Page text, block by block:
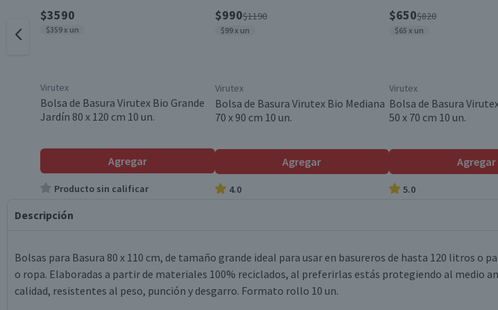
$3590
$359 x un
Virutex
Bolsa de Basura Virutex Bio Grande
Jardín 80 x 120 cm 10 un.
Agregar
Producto sin calificar
$990$1190
$99 x un
Virutex
Bolsa de Basura Virutex Bio Mediana
70 x 90 cm 10 un.
Agregar
4.0
$650$820
$65 x un
Virutex
Bolsa de Basura
50 x 70 cm 10 un.
Agregar
5.0
Descripción
Bolsas para Basura 80 x 110 cm, de tamaño grande ideal para usar en basureros de hasta 120 litros o
o ropa. Elaboradas a partir de materiales 100% reciclados, al preferirlas estás protegiendo al medio
calidad, resistentes al peso, punción y desgarro. Formato rollo 10 un.